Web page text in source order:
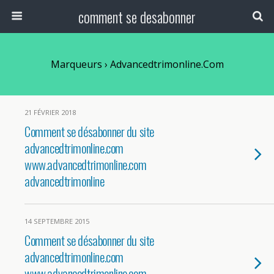
comment se desabonner
Marqueurs › Advancedtrimonline.com
21 FÉVRIER 2018
Comment se désabonner du site
advancedtrimonline.com
www.advancedtrimonline.com
advancedtrimonline
14 SEPTEMBRE 2015
Comment se désabonner du site
advancedtrimonline.com